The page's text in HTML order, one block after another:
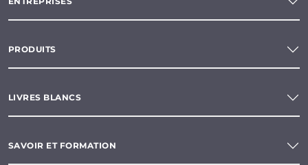
PRODUITS
LIVRES BLANCS
SAVOIR ET FORMATION